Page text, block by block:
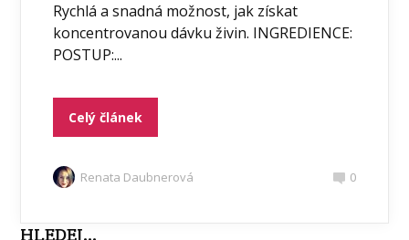
Rychlá a snadná možnost, jak získat
koncentrovanou dávku živin. INGREDIENCE:
POSTUP:...
Celý článek
Renata Daubnerová 0
HLEDEJ…